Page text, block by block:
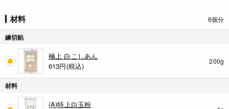
材料 6個分
練切餡
極上 白こしあん
613円(税込)
200g
材料
(A)特上白玉粉